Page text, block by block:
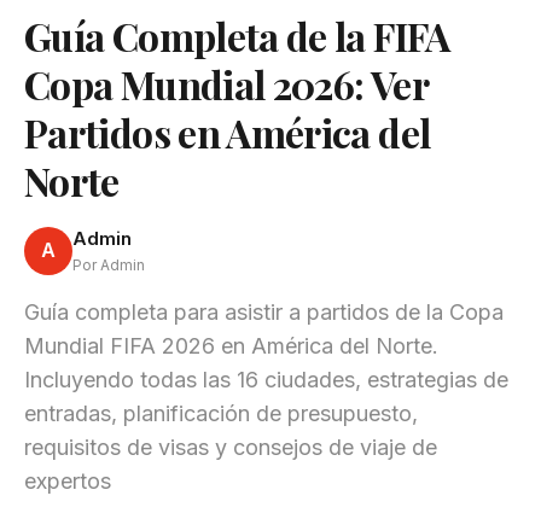
Guía Completa de la FIFA
Copa Mundial 2026: Ver
Partidos en América del
Norte
A Admin
Por Admin
Guía completa para asistir a partidos de la Copa
Mundial FIFA 2026 en América del Norte.
Incluyendo todas las 16 ciudades, estrategias de
entradas, planificación de presupuesto,
requisitos de visas y consejos de viaje de
expertos